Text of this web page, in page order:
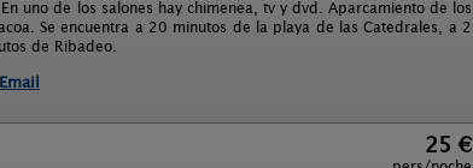
uno de los salones hay chimenea, tv y dvd. Aparcamiento de los
Se encuentra a 20 minutos de la playa de las Catedrales, a 2
de Ribadeo.
Email
25 €